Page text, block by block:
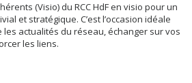
(Visio) du RCC HdF en visio pour un
et stratégique. C’est l’occasion idéale
actualités du réseau, échanger sur vos
les liens.